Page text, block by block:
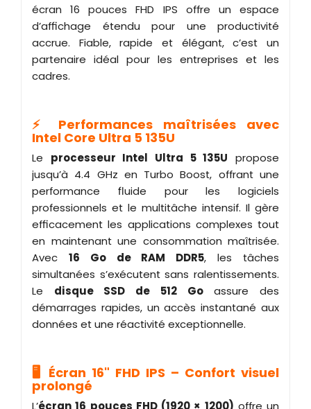
écran 16 pouces FHD IPS offre un espace
d’affichage étendu pour une productivité
accrue. Fiable, rapide et élégant, c’est un
partenaire idéal pour les entreprises et les
cadres.
⚡ Performances maîtrisées avec
Intel Core Ultra 5 135U
Le processeur Intel Ultra 5 135U propose
jusqu’à 4.4 GHz en Turbo Boost, offrant une
performance fluide pour les logiciels
professionnels et le multitâche intensif. Il gère
efficacement les applications complexes tout
en maintenant une consommation maîtrisée.
Avec 16 Go de RAM DDR5, les tâches
simultanées s’exécutent sans ralentissements.
Le disque SSD de 512 Goassure des
démarrages rapides, un accès instantané aux
données et une réactivité exceptionnelle.
🖥️ Écran 16" FHD IPS – Confort visuel
prolongé
L’écran 16 pouces FHD (1920 × 1200) offre un